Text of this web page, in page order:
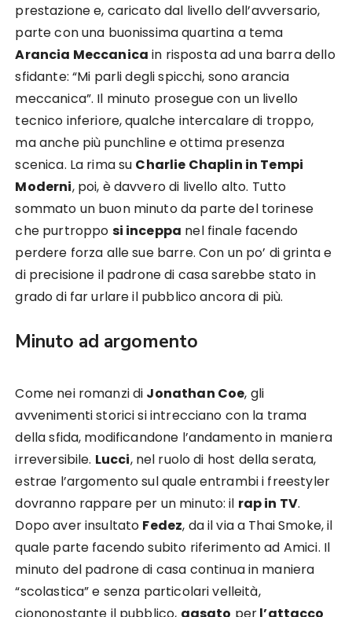
prestazione e, caricato dal livello dell’avversario,
parte con una buonissima quartina a tema
Arancia Meccanica in risposta ad una barra dello
sfidante: “Mi parli degli spicchi, sono arancia
meccanica”. Il minuto prosegue con un livello
tecnico inferiore, qualche intercalare di troppo,
ma anche più punchline e ottima presenza
scenica. La rima su Charlie Chaplin in Tempi
Moderni, poi, è davvero di livello alto. Tutto
sommato un buon minuto da parte del torinese
che purtroppo si inceppa nel finale facendo
perdere forza alle sue barre. Con un po’ di grinta e
di precisione il padrone di casa sarebbe stato in
grado di far urlare il pubblico ancora di più.
Minuto ad argomento
Come nei romanzi di Jonathan Coe, gli
avvenimenti storici si intrecciano con la trama
della sfida, modificandone l’andamento in maniera
irreversibile. Lucci, nel ruolo di host della serata,
estrae l’argomento sul quale entrambi i freestyler
dovranno rappare per un minuto: il rap in TV.
Dopo aver insultato Fedez, da il via a Thai Smoke, il
quale parte facendo subito riferimento ad Amici. Il
minuto del padrone di casa continua in maniera
“scolastica” e senza particolari velleità,
ciononostante il pubblico, gasato perl’attacco